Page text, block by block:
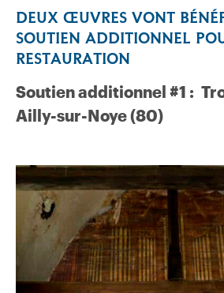
DEUX ŒUVRES VONT
SOUTIEN ADDITIONNEL
RESTAURATION
Soutien additionnel #1 :
Ailly-sur-Noye (80)